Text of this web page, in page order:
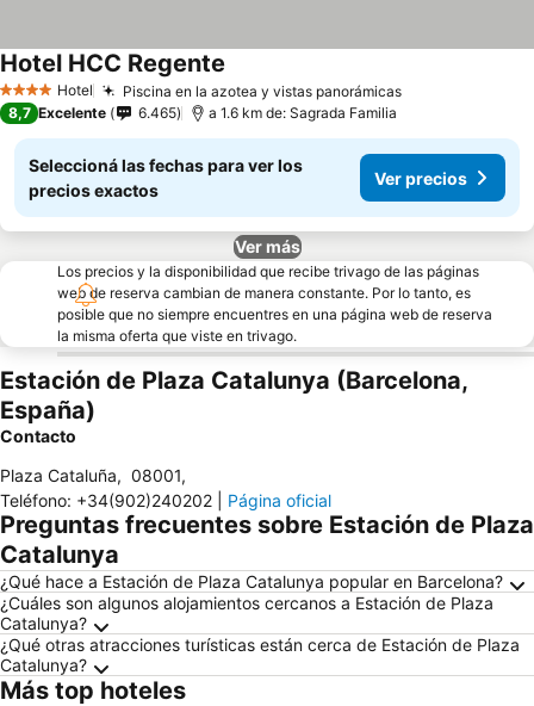
4 EstrellasHotel Piscina en la azotea y vistas panorámicas
Hotel HCC Regente
8,7 Excelente 6.465 a 1.6 km de: Sagrada Familia
Seleccioná las fechas para ver los
precios exactos
Ver precios
Ver más
Los precios y la disponibilidad que recibe trivago de las páginas
web de reserva cambian de manera constante. Por lo tanto, es
posible que no siempre encuentres en una página web de reserva
la misma oferta que viste en trivago.
Estación de Plaza Catalunya (Barcelona,
España)
Contacto
Plaza Cataluña, 08001,
Teléfono: +34(902)240202 Página oficial
Preguntas frecuentes sobre Estación de Plaza
Catalunya
¿Qué hace a Estación de Plaza Catalunya popular en Barcelona?
¿Cuáles son algunos alojamientos cercanos a Estación de Plaza
Catalunya?
¿Qué otras atracciones turísticas están cerca de Estación de Plaza
Catalunya?
Más top hoteles